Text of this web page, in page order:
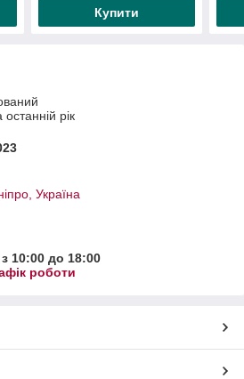
Купити
рік
Україна
10:00 до 18:00
роботи